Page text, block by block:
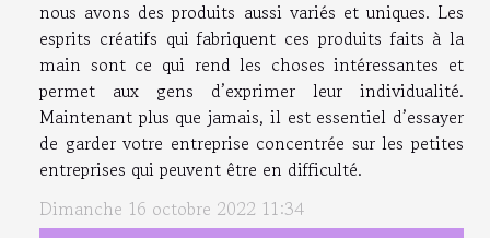
nous avons des produits aussi variés et uniques. Les
esprits créatifs qui fabriquent ces produits faits à la
main sont ce qui rend les choses intéressantes et
permet aux gens d’exprimer leur individualité.
Maintenant plus que jamais, il est essentiel d’essayer
de garder votre entreprise concentrée sur les petites
entreprises qui peuvent être en difficulté.
Dimanche 16 octobre 2022 11:34